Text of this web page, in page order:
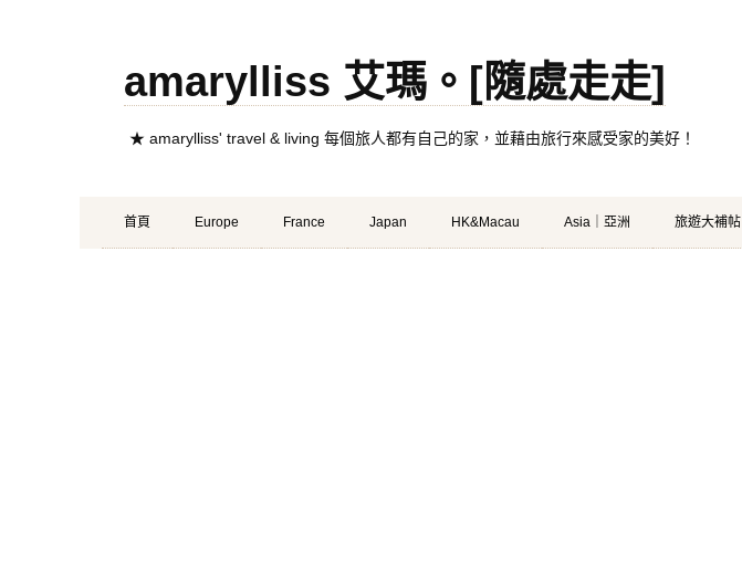
amarylliss 艾瑪。[隨處走走]
★ amarylliss' travel & living 每個旅人都有自己的家，並藉由旅行來感受家的美好！
Primary
Menu
Skip
to
首頁 Europe France Japan HK&Macau Asia｜亞洲 旅遊大補帖